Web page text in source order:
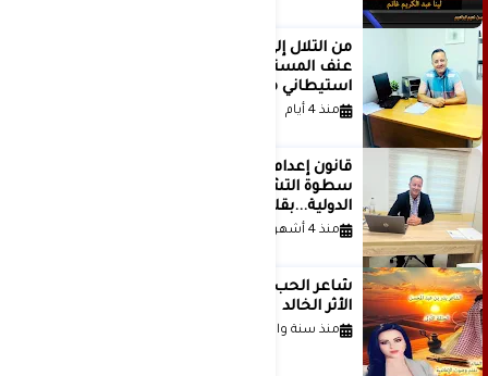
من التلال إلى السيطرة.. كيف تحول
عنف المستوطنين إلى مشروع
استيطاني منظم؟
منذ 4 أيام
قانون إعدام الأسرى الفلسطينيين: بين
سطوة التشريع وانهيار منظومة العدالة
الدولية...بقلم الدكتور وسيم وني
منذ 4 أشهر
الأثر الخالد
منذ سنة واحدة